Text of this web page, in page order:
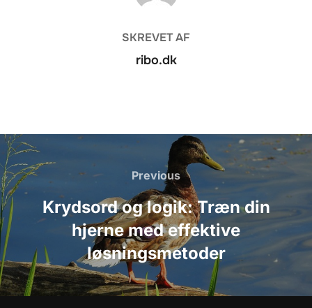
SKREVET AF
ribo.dk
Indlægsnavigation
Previous
Previous
Krydsord og logik: Træn din
hjerne med effektive
løsningsmetoder